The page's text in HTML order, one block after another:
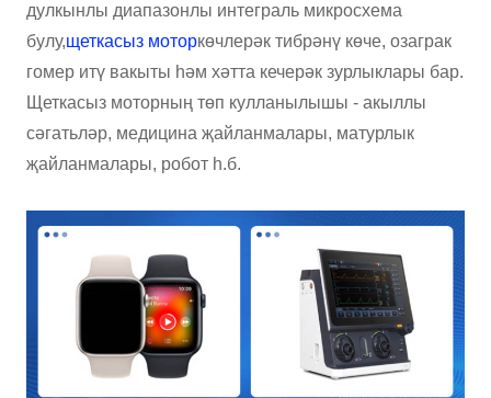
дулкынлы диапазонлы интеграль микросхема
булу,щеткасыз моторкөчлерәк тибрәнү көче, озаграк
гомер итү вакыты һәм хәтта кечерәк зурлыклары бар.
Щеткасыз моторның төп кулланылышы - акыллы
сәгатьләр, медицина җайланмалары, матурлык
җайланмалары, робот һ.б.